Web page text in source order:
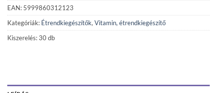
EAN: 5999860312123
Kategóriák: Étrendkiegészítők, Vitamin, étrendkiegészítő
Kiszerelés: 30 db